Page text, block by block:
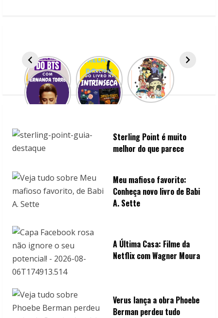
Sterling Point é muito
melhor do que parece
Meu mafioso favorito:
Conheça novo livro de Babi
A. Sette
A Última Casa: Filme da
Netflix com Wagner Moura
Verus lança a obra Phoebe
Berman perdeu tudo